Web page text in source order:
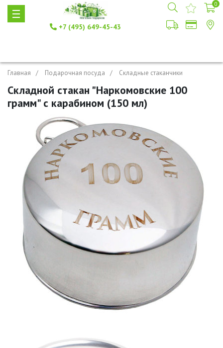
+7 (495) 649-45-43
0
Главная Подарочная посуда Складные стаканчики
Складной стакан "Наркомовские 100
грамм" с карабином (150 мл)